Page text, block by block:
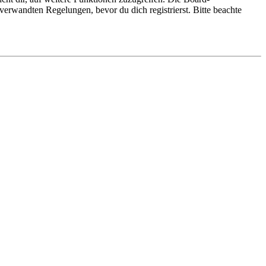
Regelungen, bevor du dich registrierst. Bitte beachte